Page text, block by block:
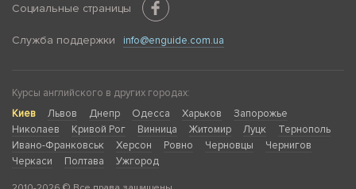
Социальные страницы
Служба поддержки info@enguide.com.ua
Курсы английского в других городах:
Киев
Львов Днепр Одесса Харьков
Запорожье
Николаев
Кривой Рог Винница Житомир Луцк
Тернополь
Ивано-Франковськ
Херсон Ровно Черновцы
Чернигов
Черкаси
Полтава Ужгород